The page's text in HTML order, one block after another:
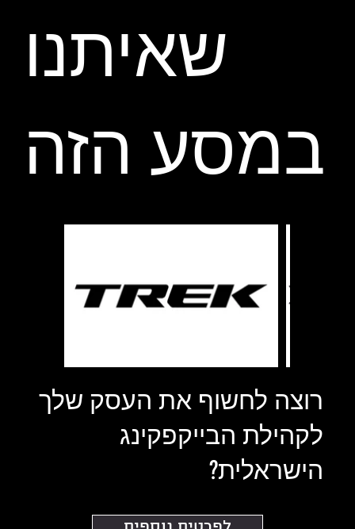
שאיתנו
במסע הזה
רוצה לחשוף את העסק שלך
לקהילת הבייקפקינג
הישראלית?